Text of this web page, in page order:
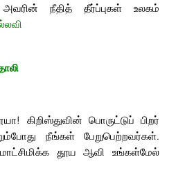
நீதித் தீர்ப்புகள் உலகம்
கிறிஸ்துவின் பொருட்டுப் பிறர்
நீங்கள் பேறுபெற்றவர்கள்.
தூய ஆவி உங்கள்மேல்